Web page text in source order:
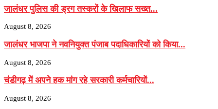
जालंधर पुलिस की ड्रग तस्करों के खिलाफ सख्त...
August 8, 2026
जालंधर भाजपा ने नवनियुक्त पंजाब पदाधिकारियों को किया...
August 8, 2026
चंडीगढ़ में अपने हक मांग रहे सरकारी कर्मचारियों...
August 8, 2026